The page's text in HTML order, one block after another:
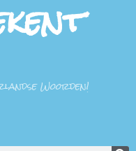
Woorden!